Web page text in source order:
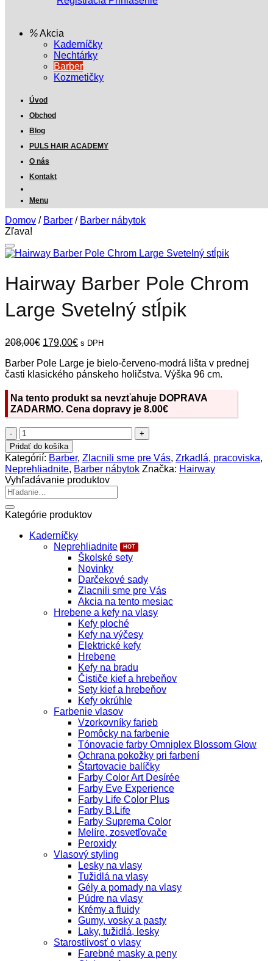
Akcia
Kaderníčky
Nechtárky
Barber
Kozmetičky
Úvod
Obchod
Blog
PULS HAIR ACADEMY
O nás
Kontakt
Menu
Domov / Barber / Barber nábytok
Zľava!
Hairway Barber Pole Chrom
Large Svetelný stĺpik
208,00€ Pôvodná
bola:
208,00€.
179,00€Aktuálna
je:
179,00€.
s DPH
Barber Pole Large je bielo-červeno-modrá lišta v prednej
časti klasického pánskeho holičstva. Výška 96 cm.
Na tento produkt sa nevzťahuje DOPRAVA
ZADARMO. Cena dopravy je 8.00€
množstvo
Hairway
Barber
Pole
Chrom
Large
Svetelný
stĺpik
Pridať do košíka
Kategórií: Barber, Zlacnili sme pre Vás, Zrkadlá, pracoviska,
Neprehliadnite, Barber nábytok Značka: Hairway
Vyhľadávanie produktov
Hľadať:
Kategórie produktov
Kaderníčky
Neprehliadnite
Školské sety
Novinky
Darčekové sady
Zlacnili sme pre Vás
Akcia na tento mesiac
Hrebene a kefy na vlasy
Kefy ploché
Kefy na výčesy
Elektrické kefy
Hrebene
Kefy na bradu
Čističe kief a hrebeňov
Sety kief a hrebeňov
Kefy okrúhle
Farbenie vlasov
Vzorkovníky farieb
Pomôcky na farbenie
Tónovacie farby Omniplex Blossom Glow
Ochrana pokožky pri farbení
Štartovacie balíčky
Farby Color Art Desírée
Farby Eve Experience
Farby Life Color Plus
Farby B.Life
Farby Suprema Color
Melíre, zosvetľovače
Peroxidy
Vlasový styling
Lesky na vlasy
Tužidlá na vlasy
Gély a pomady na vlasy
Púdre na vlasy
Krémy a fluidy
Gumy, vosky a pasty
Laky, tužidlá, lesky
Starostlivosť o vlasy
Farebné masky a peny